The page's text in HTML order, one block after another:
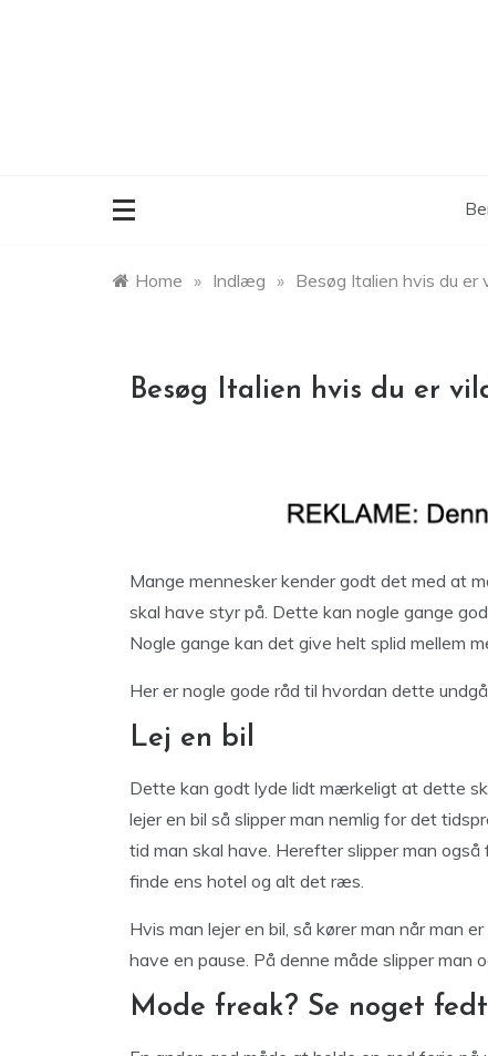
Home » Indlæg » Besøg Italien hvis du er
Besøg Italien hvis du er
Mange mennesker kender godt det med at
skal have styr på. Dette kan nogle gange
Nogle gange kan det give helt splid mellem
Her er nogle gode råd til hvordan dette
Lej en bil
Dette kan godt lyde lidt mærkeligt at dette
lejer en bil så slipper man nemlig for det
tid man skal have. Herefter slipper man
finde ens hotel og alt det ræs.
Hvis man lejer en bil, så kører man når man
have en pause. På denne måde slipper man
Mode freak? Se noget